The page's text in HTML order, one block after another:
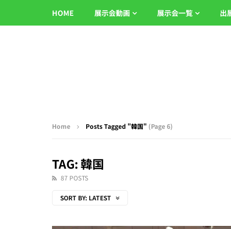
HOME 展示会動画 展示会一覧 出
Home Posts Tagged "韓国" (Page 6)
TAG: 韓国
87 POSTS
SORT BY: LATEST